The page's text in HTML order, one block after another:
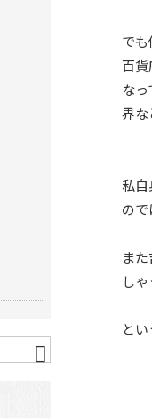
でも
百
な
界な
私自
ので
ま
しゃ
と